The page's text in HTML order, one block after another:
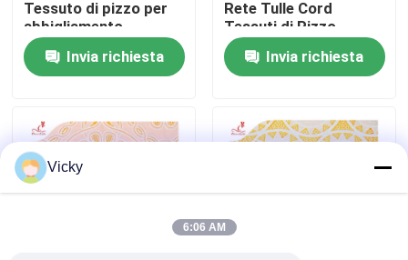
Contattici
Richieda una citazione
Exhibition Information
tessuto ricamato del pizzo
Tessuto di pizzo per
abbigliamento
Invia richiesta
Rete Tulle Cord
Tessuti di Pizzo
Invia richiesta
Vicky
6:06 AM